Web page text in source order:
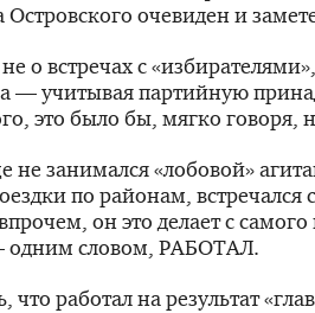
Островского очевиден и
о встречах с
— учитывая партийную
это было бы, мягко говоря,
не занимался «лобовой»
по районам, встречался
он это делает с самого
одним словом, РАБОТАЛ.
что работал на результат